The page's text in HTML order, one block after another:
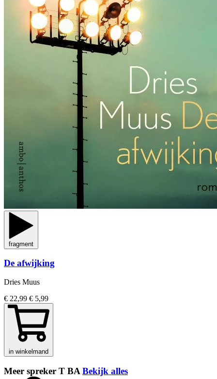
fragment
De afwijking
Dries Muus
€ 22,99 € 5,99
in winkelmand
Meer spreker T BA Bekijk alles